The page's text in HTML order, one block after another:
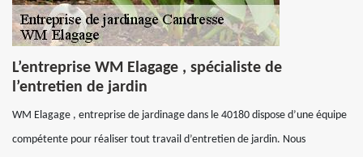
L’entreprise WM Elagage , spécialiste de
l’entretien de jardin
WM Elagage , entreprise de jardinage dans le 40180 dispose d’une équipe
compétente pour réaliser tout travail d’entretien de jardin. Nous